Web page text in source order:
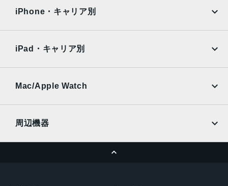
2021年9月24日
Surface
Xiaomi Tablet
Ymobile
UQmobile
iPhone・キャリア別
Ymobile
UQmobile
iPad・キャリア別
Mac/Apple Watch
周辺機器